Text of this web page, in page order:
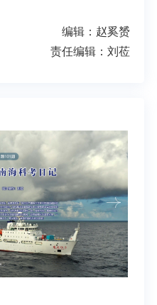
编辑：赵奚赟
责任编辑：刘莅